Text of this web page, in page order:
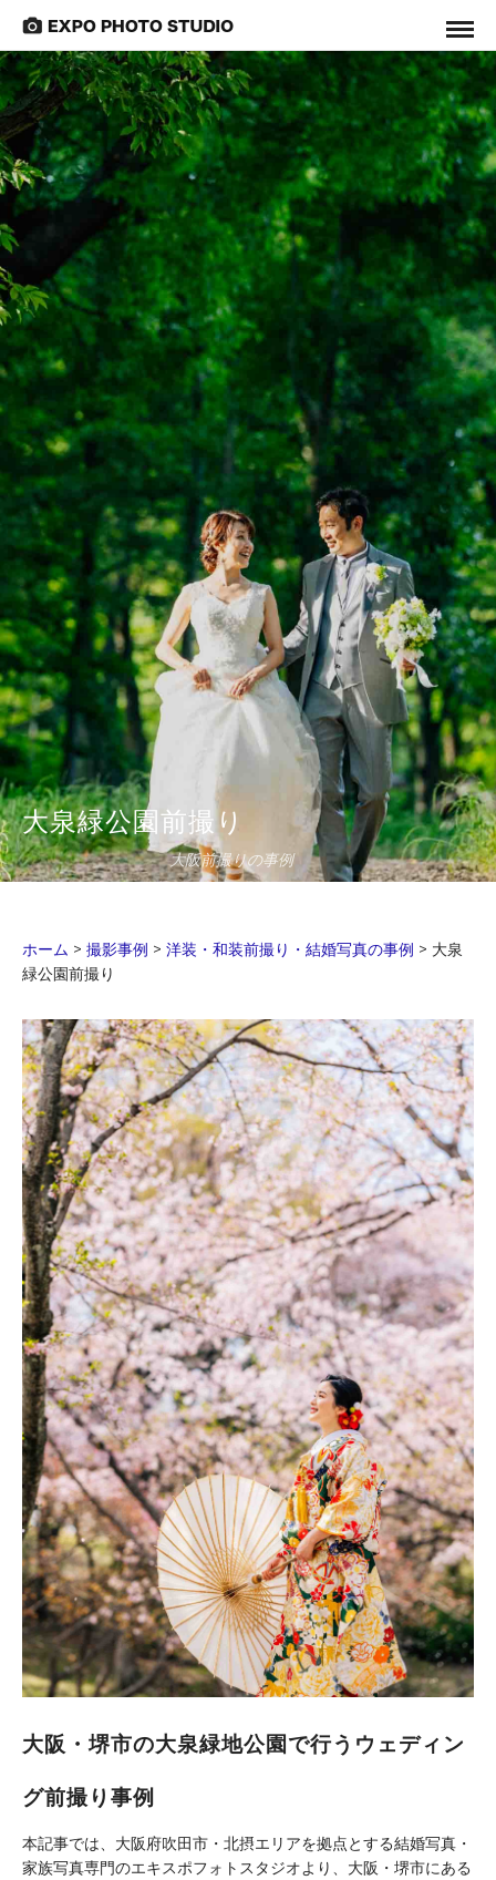
大泉緑公園前撮り
大阪前撮りの事例
ホーム > 撮影事例 > 洋装・和装前撮り・結婚写真の事例 > 大泉
緑公園前撮り
大阪・堺市の大泉緑地公園で行うウェディン
グ前撮り事例
本記事では、大阪府吹田市・北摂エリアを拠点とする結婚写真・
家族写真専門のエキスポフォトスタジオより、大阪・堺市にある